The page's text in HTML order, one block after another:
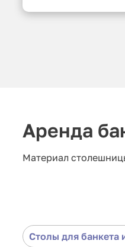
Аренда
Материал
Столы для банкета